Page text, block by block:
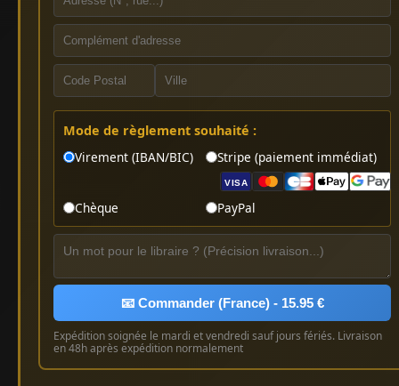
Mode de règlement souhaité :
Virement (IBAN/BIC)
Stripe (paiement immédiat)
VISA
Chèque PayPal
📧 Commander (France) - 15.95 €
Expédition soignée le mardi et vendredi sauf jours fériés. Livraison
en 48h après expédition normalement